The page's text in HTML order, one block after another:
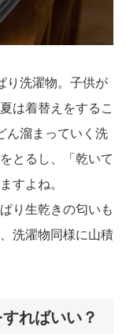
り洗濯物。子供が
は着替えをするこ
ん溜まっていく洗
とるし、「乾いて
すよね。
り生乾きの匂いも
洗濯物同様に山積
ればいい？